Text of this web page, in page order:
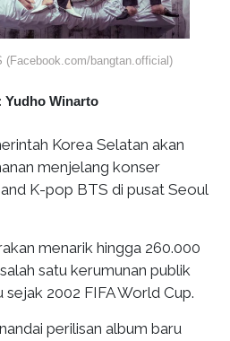
(Facebook.com/bangtan.official)
Yudho Winarto
Korea Selatan akan
menjelang konser
K-pop BTS di pusat Seoul
menarik hingga 260.000
satu kerumunan publik
2002 FIFA World Cup.
perilisan album baru